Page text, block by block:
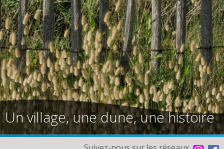
Un village, une dune, une histoire